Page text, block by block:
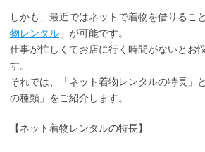
しかも、最近ではネットで着物を借りるこ
物レンタル 」が可能です。
仕事が忙しくてお店に行く時間がないとお
す。
それでは、「ネット着物レンタルの特長」
の種類」をご紹介します。
【ネット着物レンタルの特長】